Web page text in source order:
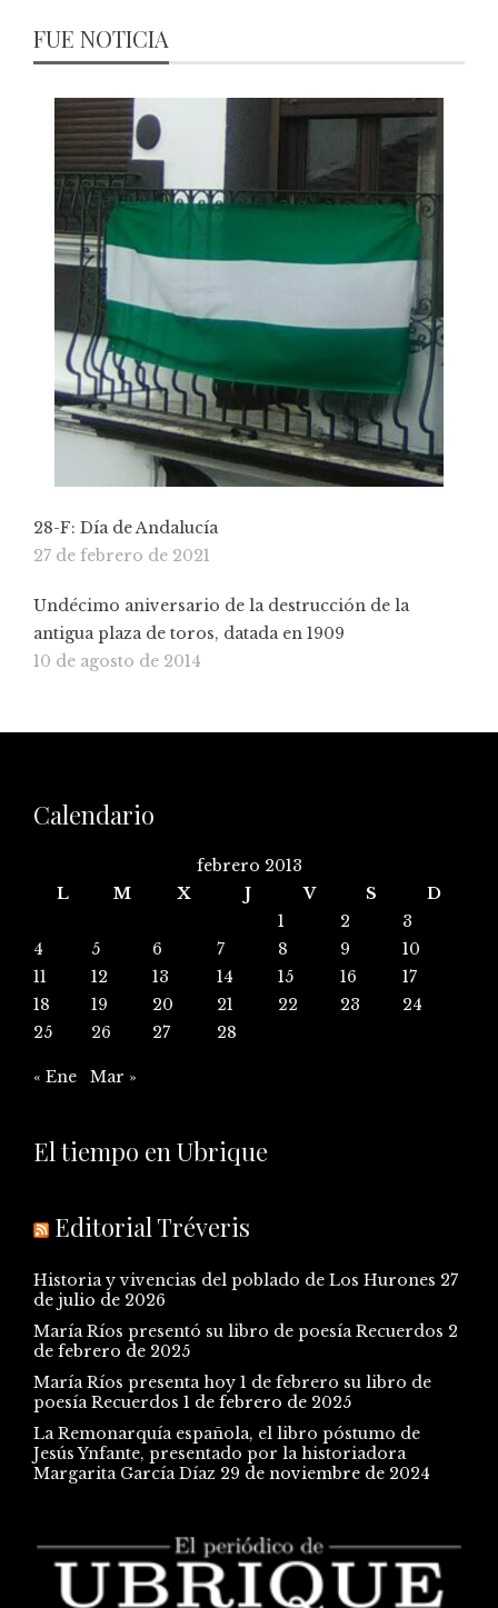
FUE NOTICIA
28-F: Día de Andalucía
27 de febrero de 2021
Undécimo aniversario de la destrucción de la
antigua plaza de toros, datada en 1909
10 de agosto de 2014
Calendario
febrero 2013
L
M X J V S
D
1
2
3
4
5 6 7 8 9
10
11
12 13 14 15 16
17
18
19 20 21 22 23
24
25
26 27 28
« Ene Mar »
El tiempo en Ubrique
Editorial Tréveris
Historia y vivencias del poblado de Los Hurones 27
de julio de 2026
María Ríos presentó su libro de poesía Recuerdos 2
de febrero de 2025
María Ríos presenta hoy 1 de febrero su libro de
poesía Recuerdos 1 de febrero de 2025
La Remonarquía española, el libro póstumo de
Jesús Ynfante, presentado por la historiadora
Margarita García Díaz 29 de noviembre de 2024